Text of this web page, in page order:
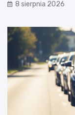
8 sierpnia 2026